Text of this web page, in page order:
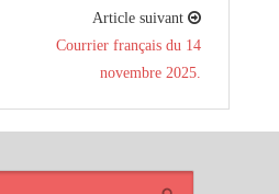
Article suivant
Courrier français du 14
novembre 2025.